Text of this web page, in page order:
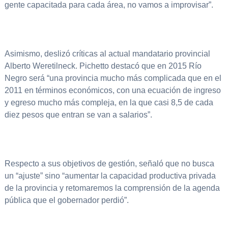
gente capacitada para cada área, no vamos a improvisar”.
Asimismo, deslizó críticas al actual mandatario provincial
Alberto Weretilneck. Pichetto destacó que en 2015 Río
Negro será “una provincia mucho más complicada que en el
2011 en términos económicos, con una ecuación de ingreso
y egreso mucho más compleja, en la que casi 8,5 de cada
diez pesos que entran se van a salarios”.
Respecto a sus objetivos de gestión, señaló que no busca
un “ajuste” sino “aumentar la capacidad productiva privada
de la provincia y retomaremos la comprensión de la agenda
pública que el gobernador perdió”.